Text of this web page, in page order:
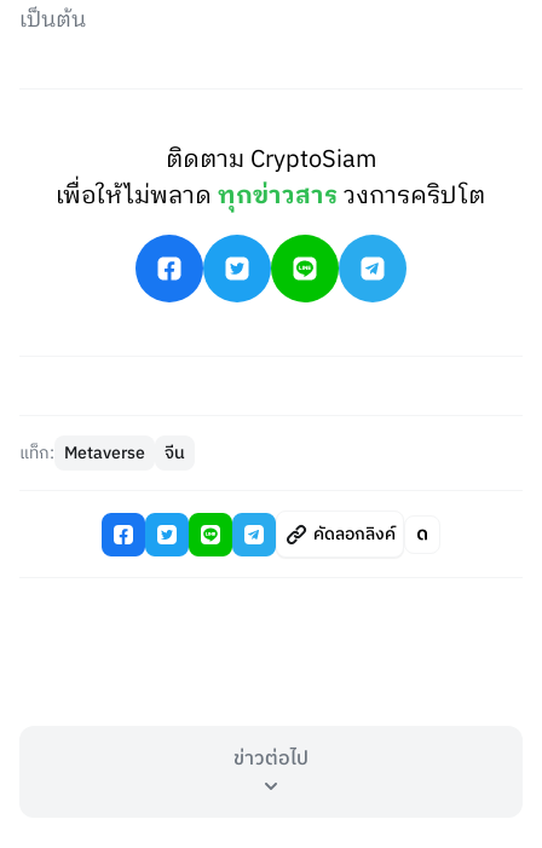
เป็นต้น
ติดตาม CryptoSiam
เพื่อให้ไม่พลาดทุกข่าวสารวงการคริปโต
แท็ก: Metaverse จีน
คัดลอกลิงค์
ข่าวต่อไป